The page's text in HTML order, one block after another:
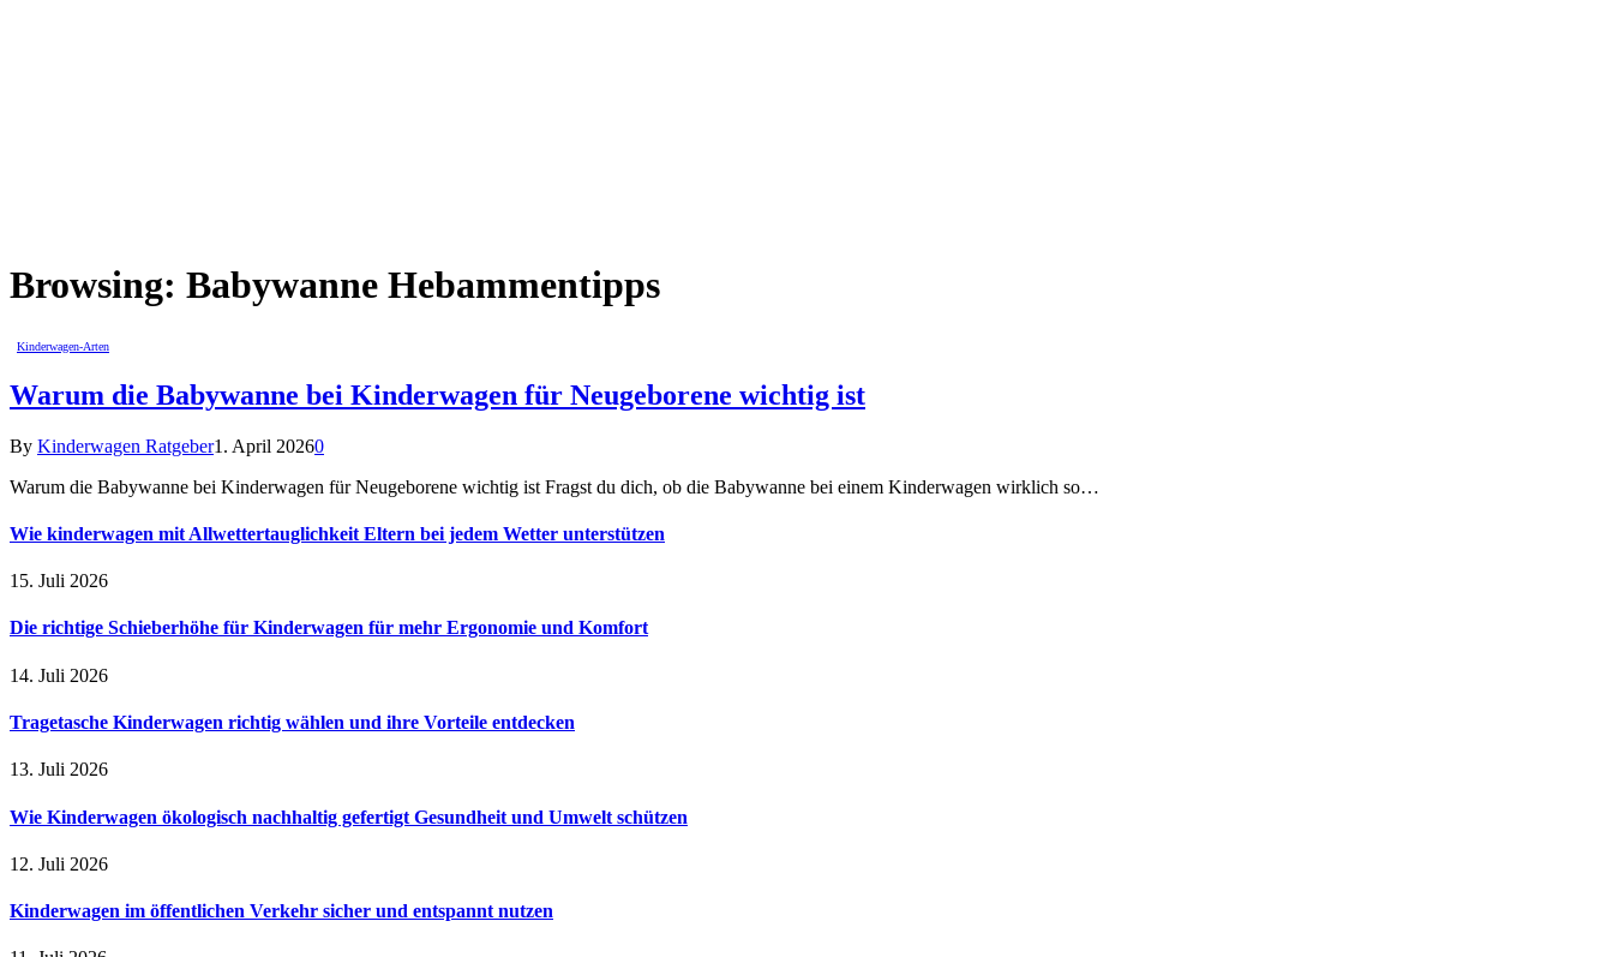
Browsing: Babywanne Hebammentipps
Kinderwagen-Arten
Warum die Babywanne bei Kinderwagen für Neugeborene wichtig ist
By Kinderwagen Ratgeber1. April 20260
Warum die Babywanne bei Kinderwagen für Neugeborene wichtig ist Fragst du dich, ob die Babywanne bei einem Kinderwagen wirklich so…
Wie kinderwagen mit Allwettertauglichkeit Eltern bei jedem Wetter unterstützen
15. Juli 2026
Die richtige Schieberhöhe für Kinderwagen für mehr Ergonomie und Komfort
14. Juli 2026
Tragetasche Kinderwagen richtig wählen und ihre Vorteile entdecken
13. Juli 2026
Wie Kinderwagen ökologisch nachhaltig gefertigt Gesundheit und Umwelt schützen
12. Juli 2026
Kinderwagen im öffentlichen Verkehr sicher und entspannt nutzen